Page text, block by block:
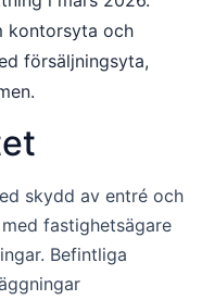
kontorsyta och
försäljningsyta,
skydd av entré och
fastighetsägare
Befintliga